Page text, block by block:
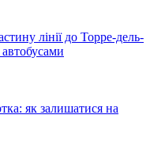
лінії до Торре-дель-
як залишатися на